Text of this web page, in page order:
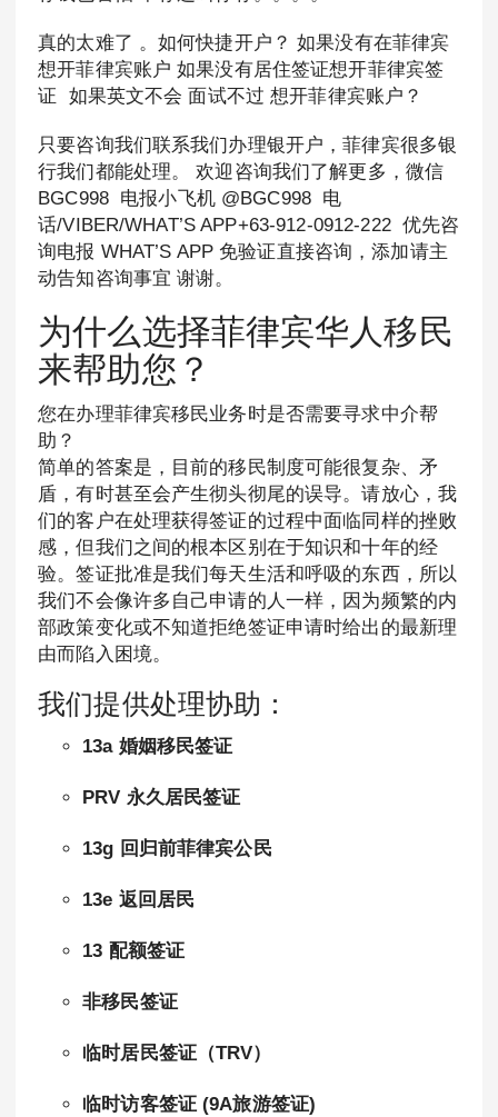
真的太难了 。如何快捷开户？ 如果没有在菲律宾
想开菲律宾账户 如果没有居住签证想开菲律宾签
证 如果英文不会 面试不过 想开菲律宾账户？
只要咨询我们联系我们办理银开户，菲律宾很多银
行我们都能处理。 欢迎咨询我们了解更多，微信
BGC998 电报小飞机 @BGC998 电
话/VIBER/WHAT’S APP+63-912-0912-222 优先咨
询电报 WHAT’S APP 免验证直接咨询，添加请主
动告知咨询事宜 谢谢。
为什么选择菲律宾华人移民
来帮助您？
您在办理菲律宾移民业务时是否需要寻求中介帮
助？
简单的答案是，目前的移民制度可能很复杂、矛
盾，有时甚至会产生彻头彻尾的误导。请放心，我
们的客户在处理获得签证的过程中面临同样的挫败
感，但我们之间的根本区别在于知识和十年的经
验。签证批准是我们每天生活和呼吸的东西，所以
我们不会像许多自己申请的人一样，因为频繁的内
部政策变化或不知道拒绝签证申请时给出的最新理
由而陷入困境。
我们提供处理协助：
13a 婚姻移民签证
PRV 永久居民签证
13g 回归前菲律宾公民
13e 返回居民
13 配额签证
非移民签证
临时居民签证（TRV）
临时访客签证 (9A旅游签证)